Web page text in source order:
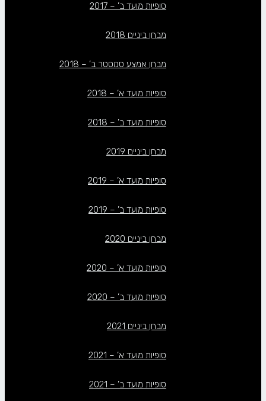
סופיות מועד ב’ – 2017
מבחן ביניים 2018
מבחן אמצע סמסטר ב’ – 2018
סופיות מועד א’ – 2018
סופיות מועד ב’ – 2018
מבחן ביניים 2019
סופיות מועד א’ – 2019
סופיות מועד ב’ – 2019
מבחן ביניים 2020
סופיות מועד א’ – 2020
סופיות מועד ב’ – 2020
מבחן ביניים 2021
סופיות מועד א’ – 2021
סופיות מועד ב’ – 2021